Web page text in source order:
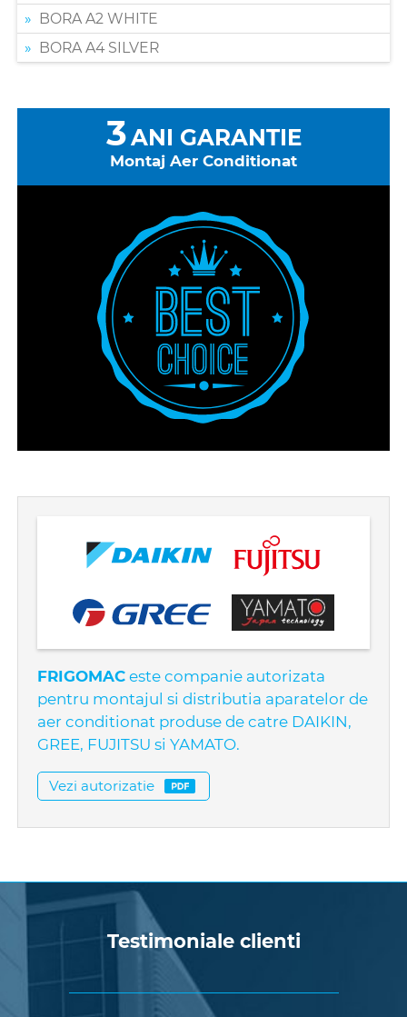
BORA A2 WHITE
BORA A4 SILVER
3ANI GARANTIE
Montaj Aer Conditionat
FRIGOMAC este companie autorizata
pentru montajul si distributia aparatelor de
aer conditionat produse de catre DAIKIN,
GREE, FUJITSU si YAMATO.
Vezi autorizatie
Testimoniale clienti